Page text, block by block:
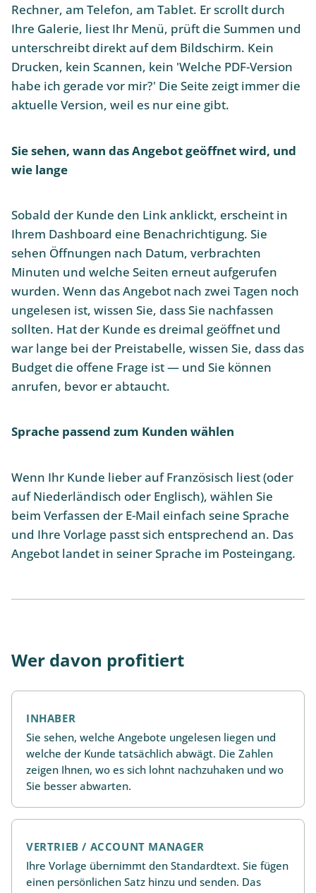
Rechner, am Telefon, am Tablet. Er scrollt durch
Ihre Galerie, liest Ihr Menü, prüft die Summen und
unterschreibt direkt auf dem Bildschirm. Kein
Drucken, kein Scannen, kein 'Welche PDF-Version
habe ich gerade vor mir?' Die Seite zeigt immer die
aktuelle Version, weil es nur eine gibt.
Sie sehen, wann das Angebot geöffnet wird, und
wie lange
Sobald der Kunde den Link anklickt, erscheint in
Ihrem Dashboard eine Benachrichtigung. Sie
sehen Öffnungen nach Datum, verbrachten
Minuten und welche Seiten erneut aufgerufen
wurden. Wenn das Angebot nach zwei Tagen noch
ungelesen ist, wissen Sie, dass Sie nachfassen
sollten. Hat der Kunde es dreimal geöffnet und
war lange bei der Preistabelle, wissen Sie, dass das
Budget die offene Frage ist — und Sie können
anrufen, bevor er abtaucht.
Sprache passend zum Kunden wählen
Wenn Ihr Kunde lieber auf Französisch liest (oder
auf Niederländisch oder Englisch), wählen Sie
beim Verfassen der E-Mail einfach seine Sprache
und Ihre Vorlage passt sich entsprechend an. Das
Angebot landet in seiner Sprache im Posteingang.
Wer davon profitiert
INHABER
Sie sehen, welche Angebote ungelesen liegen und
welche der Kunde tatsächlich abwägt. Die Zahlen
zeigen Ihnen, wo es sich lohnt nachzuhaken und wo
Sie besser abwarten.
VERTRIEB / ACCOUNT MANAGER
Ihre Vorlage übernimmt den Standardtext. Sie fügen
einen persönlichen Satz hinzu und senden. Das